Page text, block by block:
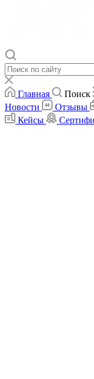
Главная Поиск
Новости
Отзывы
Кейсы